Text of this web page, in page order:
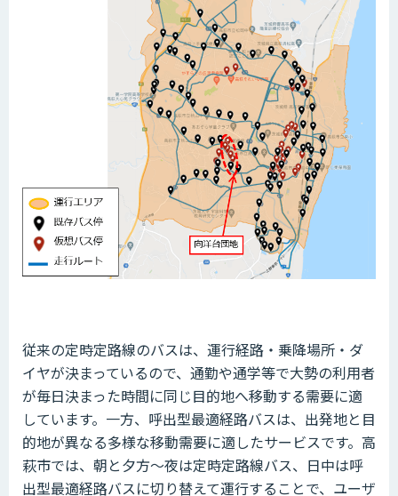
従来の定時定路線のバスは、運行経路・乗降場所・ダ
イヤが決まっているので、通勤や通学等で大勢の利用者
が毎日決まった時間に同じ目的地へ移動する需要に適
しています。一方、呼出型最適経路バスは、出発地と目
的地が異なる多様な移動需要に適したサービスです。高
萩市では、朝と夕方～夜は定時定路線バス、日中は呼
出型最適経路バスに切り替えて運行することで、ユーザ